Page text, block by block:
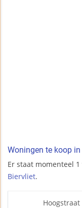
Woningen te koop
Er staat momenteel
Biervliet.
Hoogstraat